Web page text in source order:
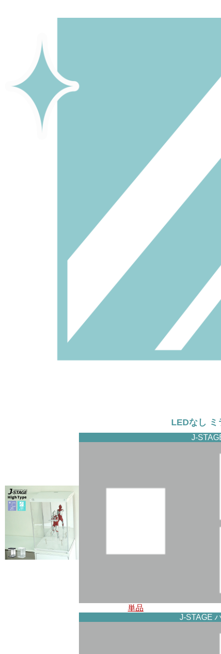
LEDなし ミ
J-
単品
J-STAGE